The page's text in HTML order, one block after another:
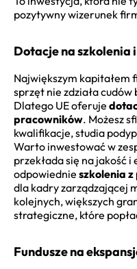
pozytywny wizerunek
Dotacje na szkolenia
Największym kapitałem
sprzęt nie zdziała
Dlatego UE oferuje
pracowników. Możesz
kwalifikacje, studia
Warto inwestować w
przekłada się na jakość
odpowiednie szkolenia
dla kadry zarządzającej
kolejnych, większych
strategiczne, które
Fundusze na